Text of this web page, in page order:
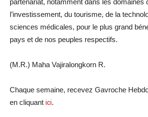
partenariat, notamment dans les domaines
l’investissement, du tourisme, de la
sciences médicales, pour le plus grand
pays et de nos peuples respectifs.
(M.R.) Maha Vajiralongkorn R.
Chaque semaine, recevez Gavroche
en cliquant ici.